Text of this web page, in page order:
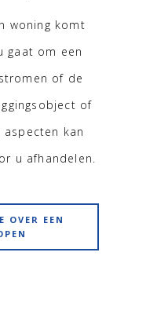
woning komt
gaat om een
of de
of
kan
u afhandelen.
OVER EEN